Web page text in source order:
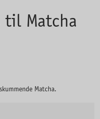
til Matcha
Matcha.